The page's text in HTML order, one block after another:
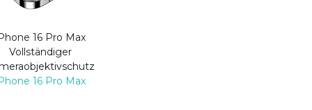
16 Pro Max
Vollständiger
16 Pro Max